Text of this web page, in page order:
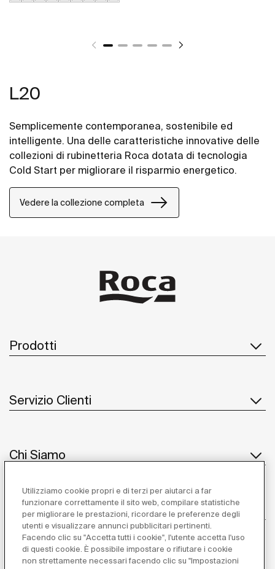
L20
Semplicemente contemporanea, sostenibile ed
intelligente. Una delle caratteristiche innovative delle
collezioni di rubinetteria Roca dotata di tecnologia
Cold Start per migliorare il risparmio energetico.
Vedere la collezione completa
Prodotti
Servizio Clienti
Chi Siamo
Ispirazione
Seguiteci
Utilizziamo cookie propri e di terzi per aiutarci a far
funzionare correttamente il sito web, compilare statistiche
per migliorare le prestazioni, ricordare le preferenze degli
utenti e visualizzare annunci pubblicitari pertinenti.
Facendo clic su "Accetta tutti i cookie", l'utente accetta l'uso
di questi cookie. È possibile impostare o rifiutare i cookie
non strettamente necessari facendo clic su "Impostazioni